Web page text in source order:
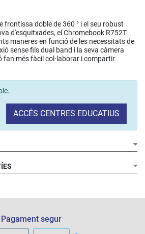
frontissa doble de 360 ​​° i el seu robust
d'esquitxades, el Chromebook R752T
maneres en funció de les necessitats de
sense fils dual band i la seva càmera
fan més fàcil col·laborar i compartir
ACCÉS CENTRES EDUCATIUS
Pagament segur